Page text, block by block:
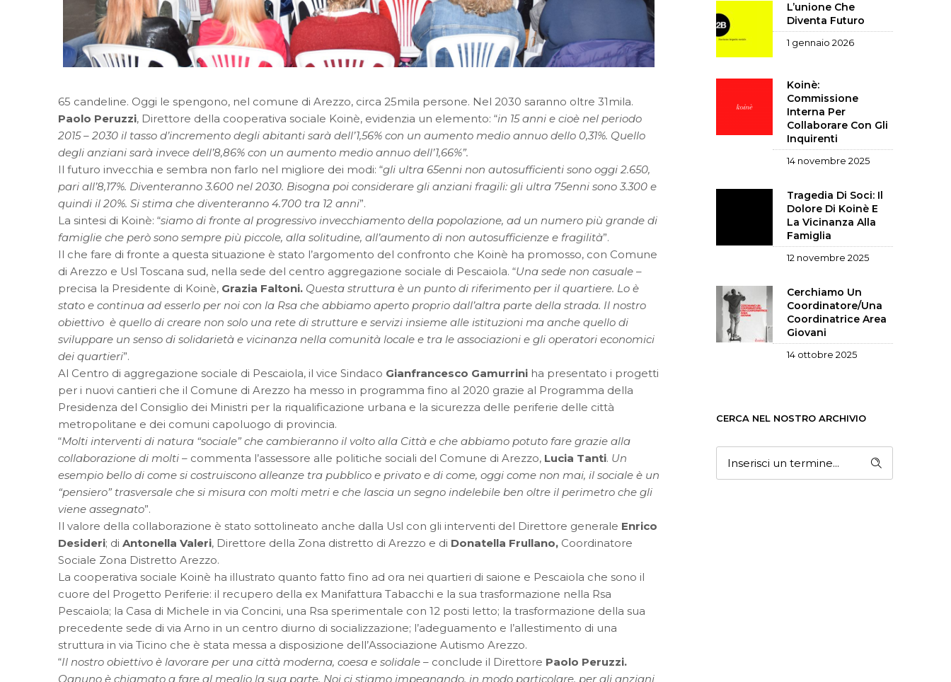
65 candeline. Oggi le spengono, nel comune di Arezzo, circa 25mila persone. Nel 2030 saranno oltre 31mila.
Paolo Peruzzi, Direttore della cooperativa sociale Koinè, evidenzia un elemento: “in 15 anni e cioè nel periodo
2015 – 2030 il tasso d’incremento degli abitanti sarà dell’1,56% con un aumento medio annuo dello 0,31%. Quello
degli anziani sarà invece dell’8,86% con un aumento medio annuo dell’1,66%”.
Il futuro invecchia e sembra non farlo nel migliore dei modi: “gli ultra 65enni non autosufficienti sono oggi 2.650,
pari all’8,17%. Diventeranno 3.600 nel 2030. Bisogna poi considerare gli anziani fragili: gli ultra 75enni sono 3.300 e
quindi il 20%. Si stima che diventeranno 4.700 tra 12 anni”.
La sintesi di Koinè: “siamo di fronte al progressivo invecchiamento della popolazione, ad un numero più grande di
famiglie che però sono sempre più piccole, alla solitudine, all’aumento di non autosufficienze e fragilità”.
Il che fare di fronte a questa situazione è stato l’argomento del confronto che Koinè ha promosso, con Comune
di Arezzo e Usl Toscana sud, nella sede del centro aggregazione sociale di Pescaiola. “Una sede non casuale –
precisa la Presidente di Koinè, Grazia Faltoni. Questa struttura è un punto di riferimento per il quartiere. Lo è
stato e continua ad esserlo per noi con la Rsa che abbiamo aperto proprio dall’altra parte della strada. Il nostro
obiettivo è quello di creare non solo una rete di strutture e servizi insieme alle istituzioni ma anche quello di
sviluppare un senso di solidarietà e vicinanza nella comunità locale e tra le associazioni e gli operatori economici
dei quartieri”.
Al Centro di aggregazione sociale di Pescaiola, il vice Sindaco Gianfrancesco Gamurrini ha presentato i progetti
per i nuovi cantieri che il Comune di Arezzo ha messo in programma fino al 2020 grazie al Programma della
Presidenza del Consiglio dei Ministri per la riqualificazione urbana e la sicurezza delle periferie delle città
metropolitane e dei comuni capoluogo di provincia.
“Molti interventi di natura “sociale” che cambieranno il volto alla Città e che abbiamo potuto fare grazie alla
collaborazione di molti – commenta l’assessore alle politiche sociali del Comune di Arezzo, Lucia Tanti. Un
esempio bello di come si costruiscono alleanze tra pubblico e privato e di come, oggi come non mai, il sociale è un
“pensiero” trasversale che si misura con molti metri e che lascia un segno indelebile ben oltre il perimetro che gli
viene assegnato”.
Il valore della collaborazione è stato sottolineato anche dalla Usl con gli interventi del Direttore generale Enrico
Desideri; di Antonella Valeri, Direttore della Zona distretto di Arezzo e di Donatella Frullano, Coordinatore
Sociale Zona Distretto Arezzo.
La cooperativa sociale Koinè ha illustrato quanto fatto fino ad ora nei quartieri di saione e Pescaiola che sono il
cuore del Progetto Periferie: il recupero della ex Manifattura Tabacchi e la sua trasformazione nella Rsa
Pescaiola; la Casa di Michele in via Concini, una Rsa sperimentale con 12 posti letto; la trasformazione della sua
precedente sede di via Arno in un centro diurno di socializzazione; l’adeguamento e l’allestimento di una
struttura in via Ticino che è stata messa a disposizione dell’Associazione Autismo Arezzo.
“Il nostro obiettivo è lavorare per una città moderna, coesa e solidale – conclude il Direttore Paolo Peruzzi.
Ognuno è chiamato a fare al meglio la sua parte. Noi ci stiamo impegnando, in modo particolare, per gli anziani
L’unione Che
Diventa Futuro
1 gennaio 2026
Koinè:
Commissione
Interna Per
Collaborare Con Gli
Inquirenti
14 novembre 2025
Tragedia Di Soci: Il
Dolore Di Koinè E
La Vicinanza Alla
Famiglia
12 novembre 2025
Cerchiamo Un
Coordinatore/una
Coordinatrice Area
Giovani
14 ottobre 2025
CERCA NEL NOSTRO ARCHIVIO